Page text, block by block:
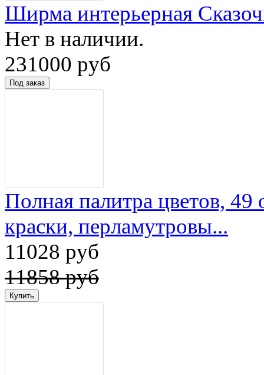
Ширма интерьерная
Нет в наличии.
231000 руб
Полная палитра цветов, 49
краски, перламутровы...
11028 руб
11858 руб